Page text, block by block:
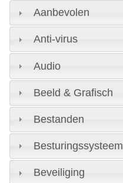
Aanbevolen
Anti-virus
Audio
Beeld & Grafisch
Bestanden
Besturingssysteem
Beveiliging